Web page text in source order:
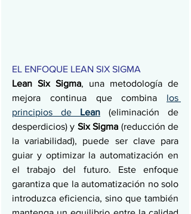
EL ENFOQUE LEAN SIX SIGMA
Lean Six Sigma, una metodología de
mejora continua que combina los
principios de Lean (eliminación de
desperdicios) y Six Sigma (reducción de
la variabilidad), puede ser clave para
guiar y optimizar la automatización en
el trabajo del futuro. Este enfoque
garantiza que la automatización no solo
introduzca eficiencia, sino que también